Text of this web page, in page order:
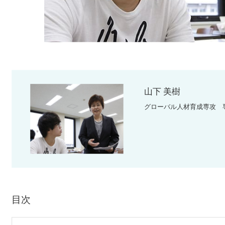
山下 美樹
グローバル人材育成専攻
目次